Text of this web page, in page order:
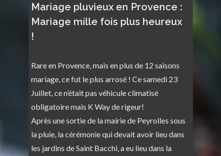
Mariage pluvieux en Provence :
Mariage mille fois plus heureux
!
Rare en Provence, mais en plus de 12 saisons
mariage, ce fut le plus arrosé ! Ce samedi 23
Juillet, ce n’était pas véhicule climatisé
obligatoire mais K Way de rigeur!
Après une sortie de la mairie de Peyrolles sous
la pluie, la cérémonie qui devait avoir lieu dans
les jardins de Saint Bacchi, a eu lieu dans la